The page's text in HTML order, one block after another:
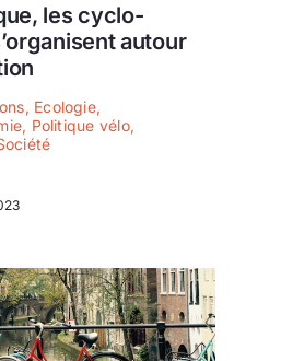
les cyclo-
autour
, Ecologie,
, Politique vélo,